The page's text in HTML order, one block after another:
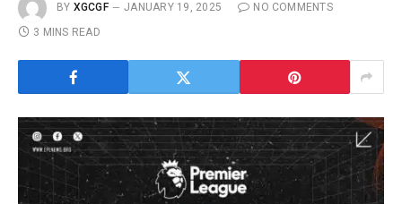
BY XGCGF JANUARY 19, 2025
NO COMMENTS
3 MINS READ